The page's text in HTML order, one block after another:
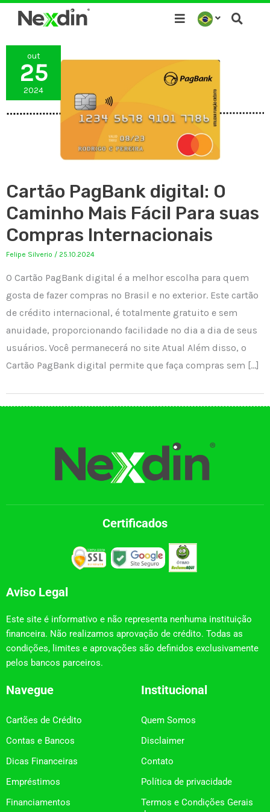
para
conteúdo
out
25
2024
Cartão PagBank digital: O
Caminho Mais Fácil Para suas
Compras Internacionais
Felipe Silverio / 25.10.2024
O Cartão PagBank digital é a melhor escolha para quem
gosta de fazer compras no Brasil e no exterior. Este cartão
de crédito internacional, é totalmente gratuito e sem
anuidade, proporcionando facilidade no dia a dia de seus
usuários. Você permanecerá no site Atual Além disso, o
Cartão PagBank digital permite que faça compras sem […]
Certificados
Aviso Legal
Este site é informativo e não representa nenhuma instituição
financeira. Não realizamos aprovação de crédito. Todas as
condições, limites e aprovações são definidos exclusivamente
pelos bancos parceiros.
Navegue
Cartões de Crédito
Contas e Bancos
Dicas Financeiras
Empréstimos
Financiamentos
Institucional
Quem Somos
Disclaimer
Contato
Política de privacidade
Termos e Condições Gerais